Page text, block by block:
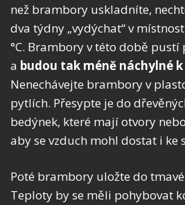
než brambory uskladníte,
dva týdny „vydýchat“ v
°C. Brambory v této době
a budou tak méně náchylné
Nenechávejte brambory v
pytlích. Přesypte je do
bedýnek, které mají otvory
aby se vzduch mohl dostat i ke
Poté brambory uložte do
Teploty by se měli pohybovat